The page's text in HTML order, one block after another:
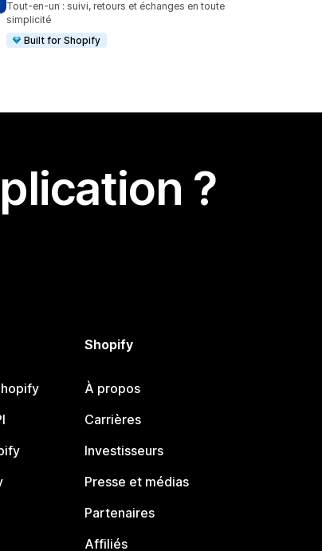
Tout-en-un : suivi, retours et échanges en toute
simplicité
Built for Shopify
?
Shopify
À propos
Carrières
Investisseurs
Presse et médias
Partenaires
Affiliés